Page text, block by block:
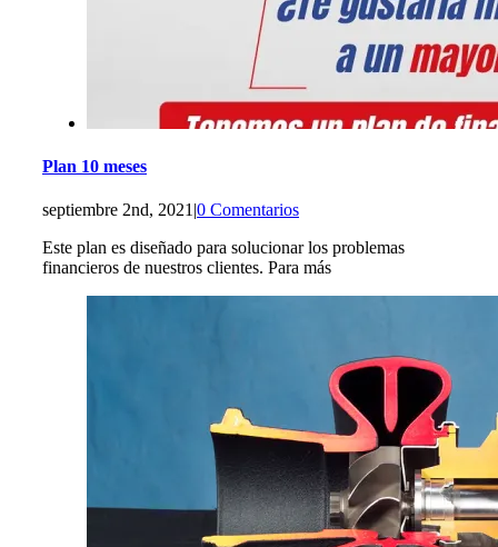
Plan 10 meses
septiembre 2nd, 2021 |0 Comentarios
Este plan es diseñado para solucionar los problemas
financieros de nuestros clientes. Para más